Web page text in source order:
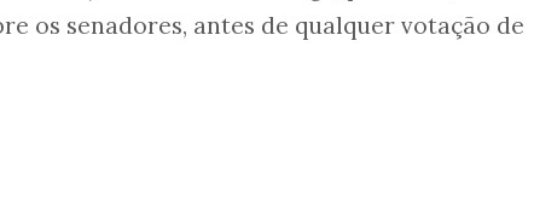
os senadores, antes de qualquer votação de